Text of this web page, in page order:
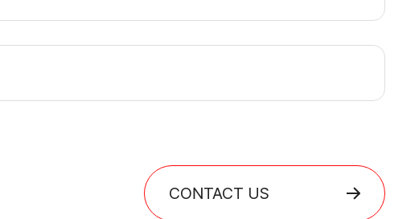
CONTACT US